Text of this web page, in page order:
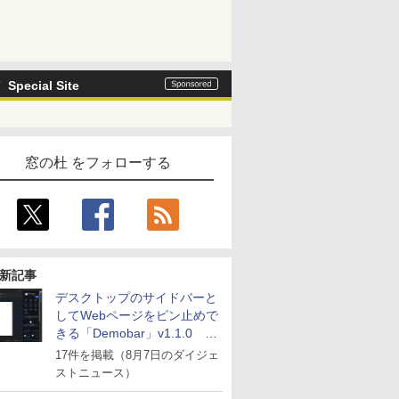
Special Site
窓の杜 をフォローする
記事
デスクトップのサイドバーと
してWebページをピン止めで
きる「Demobar」v1.1.0 ほ
か
17件を掲載（8月7日のダイジェ
ストニュース）